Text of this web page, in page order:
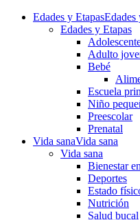
Edades y EtapasEdades
Edades y Etapas
Adulto
Bebé
Escuela
Niño
Preescolar
Prenatal
Vida sanaVida sana
Vida sana
Bienestar
Deportes
Estado
Nutrición
Salud bucal